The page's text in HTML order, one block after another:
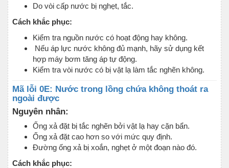
Do vòi cấp nước bị nghẹt, tắc.
Cách khắc phục:
Kiểm tra nguồn nước có hoạt động hay không.
Nếu áp lực nước không đủ mạnh, hãy sử dụng kết
hợp máy bơm tăng áp tự động.
Kiểm tra vòi nước có bị vật lạ làm tắc nghẽn không.
Mã lỗi 0E: Nước trong lồng chứa không thoát ra
ngoài được
Nguyên nhân:
Ống xả đặt bị tắc nghẽn bởi vật lạ hay cặn bẩn.
Ống xả đặt cao hơn so với mức quy định.
Đường ống xả bị xoắn, nghẹt ở một đoạn nào đó.
Cách khắc phục: